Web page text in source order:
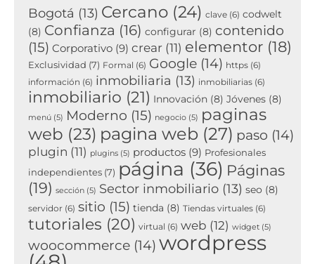
Bogotá (13) Cercano (24) clave (6) codwelt
(8) Confianza (16) configurar (8) contenido
(15) Corporativo (9) crear (11) elementor (18)
Exclusividad (7) Formal (6) Google (14) https (6)
información (6) inmobiliaria (13) inmobiliarias (6)
inmobiliario (21) Innovación (8) Jóvenes (8)
menú (5) Moderno (15) negocio (5) paginas
web (23) pagina web (27) paso (14)
plugin (11) plugins (5) productos (9) Profesionales
independientes (7) página (36) Páginas
(19) sección (5) Sector inmobiliario (13) seo (8)
servidor (6) sitio (15) tienda (8) Tiendas virtuales (6)
tutoriales (20) virtual (6) web (12) widget (5)
woocommerce (14) wordpress